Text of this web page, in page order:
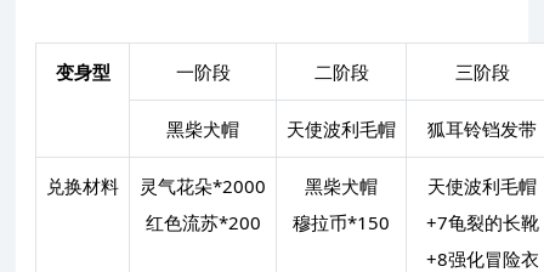
变身型 一阶段 二阶段 三阶段
黑柴犬帽 天使波利毛帽 狐耳铃铛发带
兑换材料
灵气花朵*2000
红色流苏*200
黑柴犬帽
穆拉币*150
天使波利毛帽
+7龟裂的长靴
+8强化冒险衣